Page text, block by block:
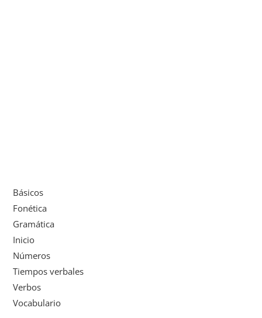
Básicos
Fonética
Gramática
Inicio
Números
Tiempos verbales
Verbos
Vocabulario